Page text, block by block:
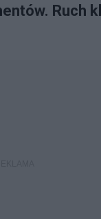
Ruch